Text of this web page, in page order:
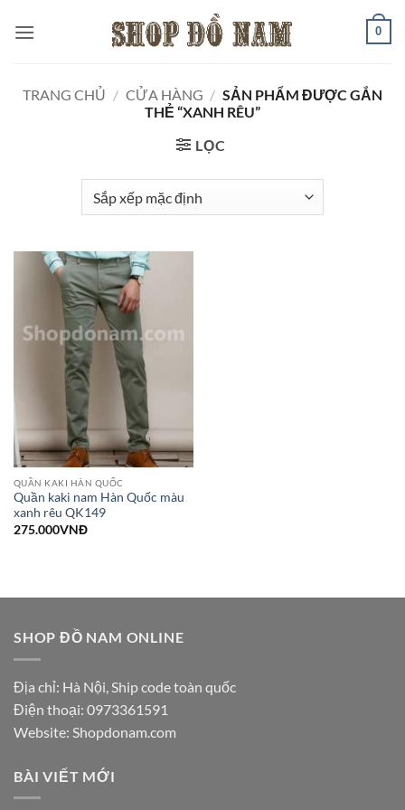
qua
0
TRANG CHỦ / CỬA HÀNG / SẢN PHẨM ĐƯỢC GẮN
THẺ “XANH RÊU”
LỌC
QUẦN KAKI HÀN QUỐC
Quần kaki nam Hàn Quốc màu
xanh rêu QK149
275.000VNĐ
SHOP ĐỒ NAM ONLINE
Địa chỉ: Hà Nội, Ship code toàn quốc
Điện thoại: 0973361591
Website: Shopdonam.com
BÀI VIẾT MỚI